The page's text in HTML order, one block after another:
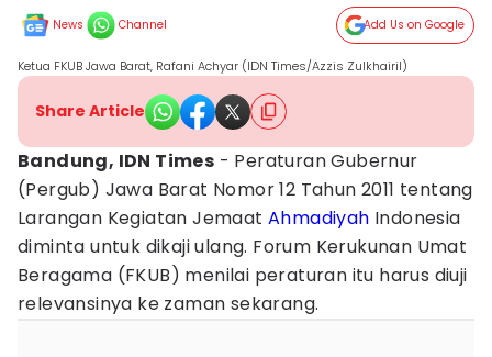
News Channel Add Us on Google
Ketua FKUB Jawa Barat, Rafani Achyar (IDN Times/Azzis Zulkhairil)
Share Article
Bandung, IDN Times - Peraturan Gubernur
(Pergub) Jawa Barat Nomor 12 Tahun 2011 tentang
Larangan Kegiatan Jemaat Ahmadiyah Indonesia
diminta untuk dikaji ulang. Forum Kerukunan Umat
Beragama (FKUB) menilai peraturan itu harus diuji
relevansinya ke zaman sekarang.